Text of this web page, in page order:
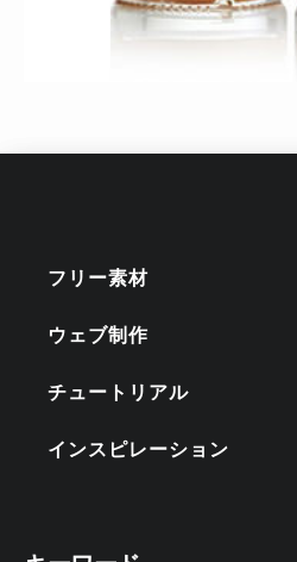
フリー素材
ウェブ制作
チュートリアル
インスピレーション